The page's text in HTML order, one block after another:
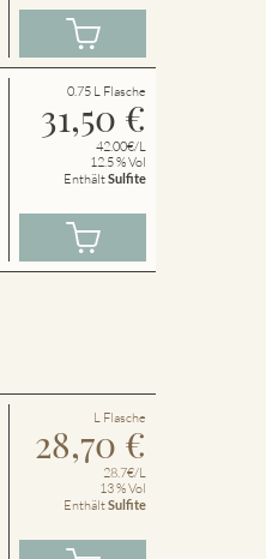
0.75 L Flasche
31,50 €
42.00€/L
12.5 % Vol
EnthältSulfite
L Flasche
28,70 €
28.7€/L
13 % Vol
EnthältSulfite